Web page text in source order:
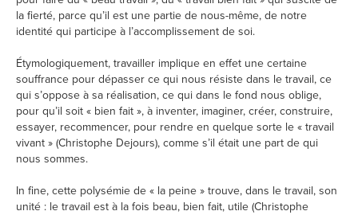
la fierté, parce qu’il est une partie de nous-même, de notre
identité qui participe à l’accomplissement de soi.
Étymologiquement, travailler implique en effet une certaine
souffrance pour dépasser ce qui nous résiste dans le travail, ce
qui s’oppose à sa réalisation, ce qui dans le fond nous oblige,
pour qu’il soit « bien fait », à inventer, imaginer, créer, construire,
essayer, recommencer, pour rendre en quelque sorte le « travail
vivant » (Christophe Dejours), comme s’il était une part de qui
nous sommes.
In fine, cette polysémie de « la peine » trouve, dans le travail, son
unité : le travail est à la fois beau, bien fait, utile (Christophe